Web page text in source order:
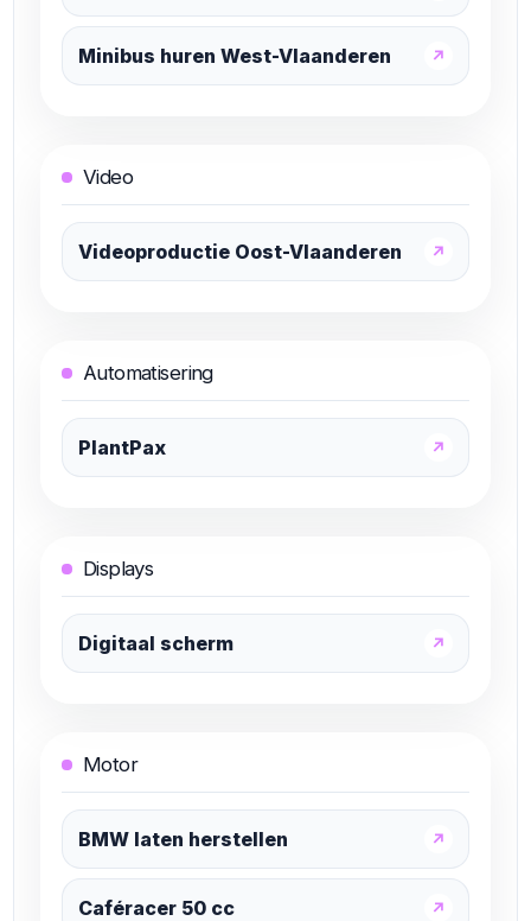
Minibus huren West-Vlaanderen ↗
Video
Videoproductie Oost-Vlaanderen ↗
Automatisering
PlantPax ↗
Displays
Digitaal scherm ↗
Motor
BMW laten herstellen ↗
Caféracer 50 cc ↗